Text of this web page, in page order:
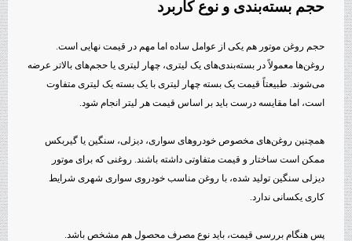
حجم بسته‌بندی و نوع کاربرد
حجم روغن موتور هم یکی از عوامل ساده اما مهم در قیمت نهایی است.
روغن‌ها معمولاً در بسته‌بندی‌های یک لیتری، چهار لیتری یا حجم‌های بالاتر عرضه
می‌شوند. طبیعتاً قیمت یک بسته چهار لیتری با یک بسته یک لیتری متفاوت
است، اما مقایسه درست باید بر اساس قیمت هر لیتر انجام شود.
همچنین روغن‌های مخصوص خودروهای سواری، دیزلی، سنگین یا گیربکس
ممکن است ساختار و قیمت متفاوتی داشته باشند. روغنی که برای موتور
دیزلی سنگین تولید شده، با روغن مناسب خودروی سواری شهری شرایط
کاری یکسانی ندارد.
پس هنگام بررسی قیمت، باید نوع مصرف محصول هم مشخص باشد.